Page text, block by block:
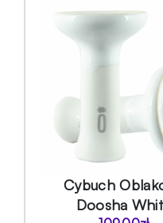
Cybuch
Doosha